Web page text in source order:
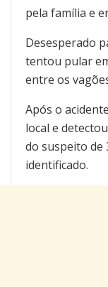
pela família e
Desesperado
tentou pular
entre os
Após o
local e
do suspeito de
identificado.